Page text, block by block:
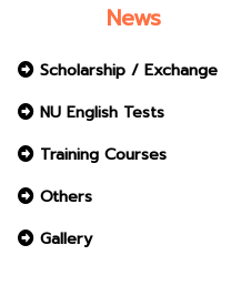
News
Scholarship / Exchange
NU English Tests
Training Courses
Others
Gallery